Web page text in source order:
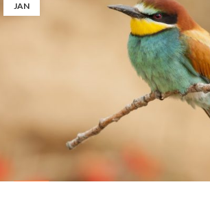
JAN